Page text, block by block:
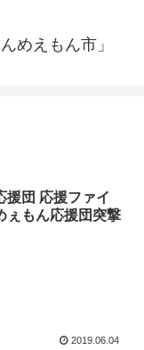
めえもん市」
援団 応援ファイ
ぇもん応援団突撃
2019.06.04